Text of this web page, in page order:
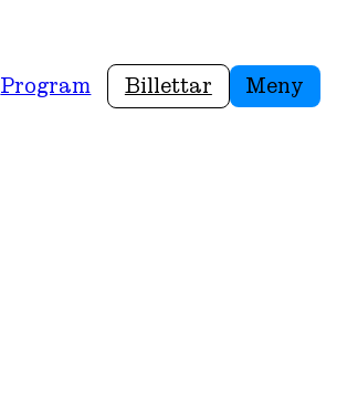
Program Billettar Meny